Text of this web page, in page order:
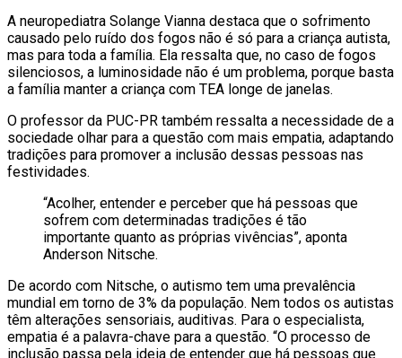
A neuropediatra Solange Vianna destaca que o sofrimento
causado pelo ruído dos fogos não é só para a criança autista,
mas para toda a família. Ela ressalta que, no caso de fogos
silenciosos, a luminosidade não é um problema, porque basta
a família manter a criança com TEA longe de janelas.
O professor da PUC-PR também ressalta a necessidade de a
sociedade olhar para a questão com mais empatia, adaptando
tradições para promover a inclusão dessas pessoas nas
festividades.
“Acolher, entender e perceber que há pessoas que
sofrem com determinadas tradições é tão
importante quanto as próprias vivências”, aponta
Anderson Nitsche.
De acordo com Nitsche, o autismo tem uma prevalência
mundial em torno de 3% da população. Nem todos os autistas
têm alterações sensoriais, auditivas. Para o especialista,
empatia é a palavra-chave para a questão. “O processo de
inclusão passa pela ideia de entender que há pessoas que